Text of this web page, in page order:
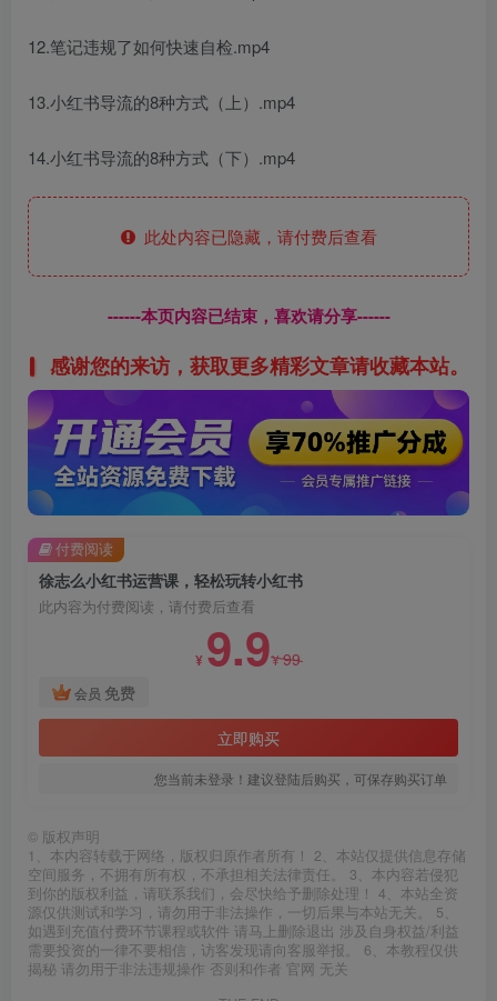
12.笔记违规了如何快速自检.mp4
13.小红书导流的8种方式（上）.mp4
14.小红书导流的8种方式（下）.mp4
此处内容已隐藏，请付费后查看
------本页内容已结束，喜欢请分享------
感谢您的来访，获取更多精彩文章请收藏本站。
徐志么小红书运营课，轻松玩转小红书
此内容为付费阅读，请付费后查看
¥ 9.9¥99
会员 免费
立即购买
您当前未登录！建议登陆后购买，可保存购买订单
付费阅读
© 版权声明
1、本内容转载于网络，版权归原作者所有！ 2、本站仅提供信息存储
空间服务，不拥有所有权，不承担相关法律责任。 3、本内容若侵犯
到你的版权利益，请联系我们，会尽快给予删除处理！ 4、本站全资
源仅供测试和学习，请勿用于非法操作，一切后果与本站无关。 5、
如遇到充值付费环节课程或软件 请马上删除退出 涉及自身权益/利益
需要投资的一律不要相信，访客发现请向客服举报。 6、本教程仅供
揭秘 请勿用于非法违规操作 否则和作者 官网 无关